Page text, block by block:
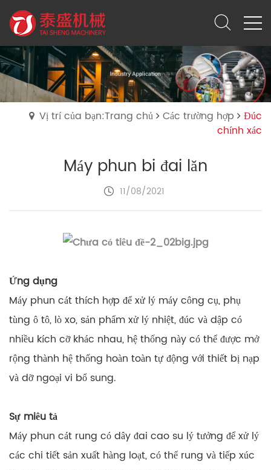
Vị trí của bạn:Trang chủ Các trường hợp
Đúc
chính xác
Máy phun bi đai lăn
11/08/2021
Ứng dụng
Máy phun cát thích hợp để xử lý máy công cụ, phụ
tùng ô tô, lò xo, sản phẩm xử lý nhiệt, đúc và dập có
nhiều kích cỡ khác nhau, hệ thống này có thể được mở
rộng thành hệ thống hoàn toàn tự động với thiết bị nạp
và dỡ ngoại vi bổ sung.
Sự miêu tả
Máy phun cát rung có dây đai cao su lý tưởng để xử lý
các chi tiết sản xuất hàng loạt, có thể rung và tiếp xúc